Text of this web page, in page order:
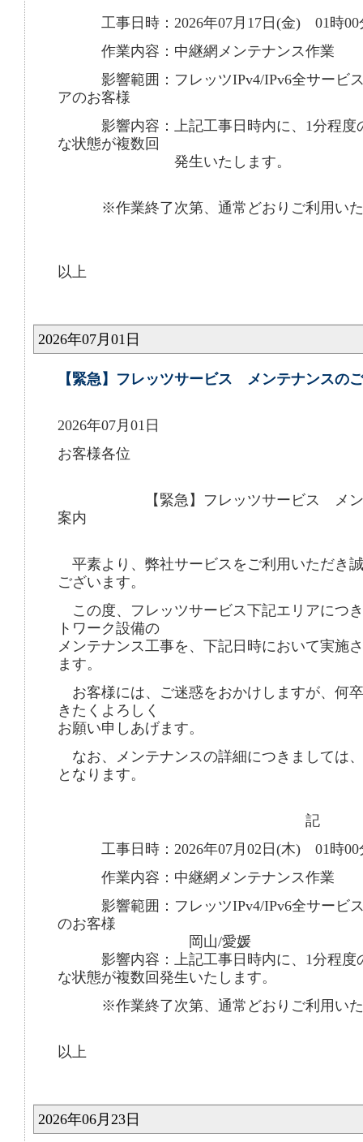
工事日時：2026年07月17日(金) 01時00
作業内容：中継網メンテナンス作業
影響範囲：フレッツIPv4/IPv6全サービ
アのお客様
影響内容：上記工事日時内に、1分程度
な状態が複数回
発生いたします。
※作業終了次第、通常どおりご利用いた
以上
2026年07月01日
【緊急】フレッツサービス メンテナンスの
2026年07月01日
お客様各位
【緊急】フレッツサービス メンテ
案内
平素より、弊社サービスをご利用いただき
ございます。
この度、フレッツサービス下記エリアにつ
トワーク設備の
メンテナンス工事を、下記日時において実施
ます。
お客様には、ご迷惑をおかけしますが、何
きたくよろしく
お願い申しあげます。
なお、メンテナンスの詳細につきましては
となります。
記
工事日時：2026年07月02日(木) 01時00
作業内容：中継網メンテナンス作業
影響範囲：フレッツIPv4/IPv6全サービ
のお客様
岡山/愛媛
影響内容：上記工事日時内に、1分程度
な状態が複数回発生いたします。
※作業終了次第、通常どおりご利用いた
以上
2026年06月23日